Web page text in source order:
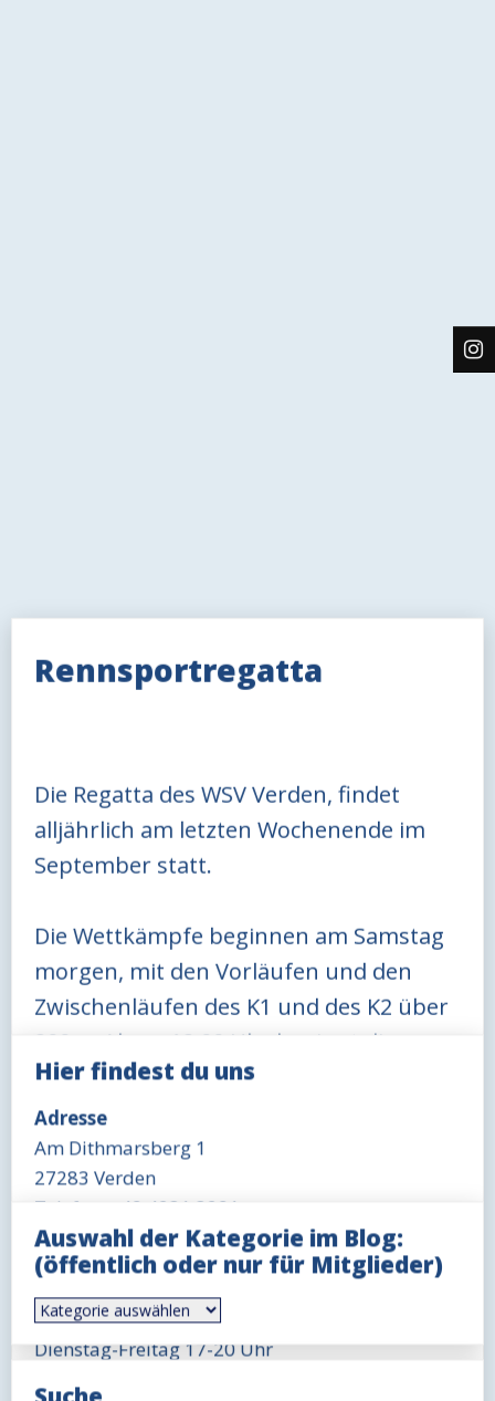
Rennsportregatta
Die Regatta des WSV Verden, findet
alljährlich am letzten Wochenende im
September statt.
Die Wettkämpfe beginnen am Samstag
morgen, mit den Vorläufen und den
Zwischenläufen des K1 und des K2 über
200m. Ab ca. 12:00 Uhr beginnt die
Mittagspause, in dieser Zeit könnt ihr
euch am Grill oder in der Gaststätte mit
leckerem Essen versorgen.
kleinen Höhepunkt mit dem schnellsten
Rennen der Regatta, dem K4 auf 200m.
Aber auch die Sieger der K1 und der K2
werden am Nachmittag ermittelt.
Hier findest du uns
Adresse
Am Dithmarsberg 1
27283 Verden
Telefon: +49 4231 3291
Öffnungszeit Büro
Mittwoch 18-19 Uhr
Öffnungszeit Gaststätte
Dienstag-Freitag 17-20 Uhr
Auswahl der Kategorie im Blog:
(öffentlich oder nur für Mitglieder)
Auswahl
der
Kategorie
im
(öffentlich